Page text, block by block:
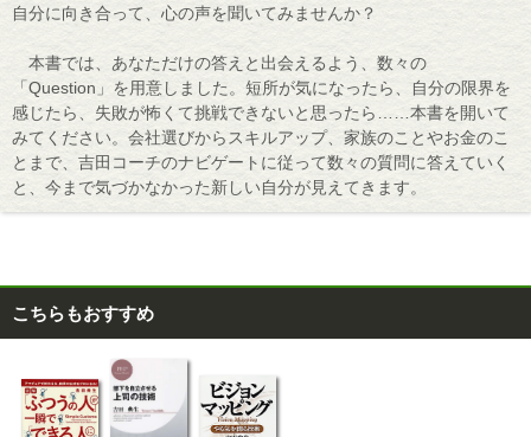
自分に向き合って、心の声を聞いてみませんか？
本書では、あなただけの答えと出会えるよう、数々の
「Question」を用意しました。短所が気になったら、自分の限界を
感じたら、失敗が怖くて挑戦できないと思ったら……本書を開いて
みてください。会社選びからスキルアップ、家族のことやお金のこ
とまで、吉田コーチのナビゲートに従って数々の質問に答えていく
と、今まで気づかなかった新しい自分が見えてきます。
こちらもおすすめ